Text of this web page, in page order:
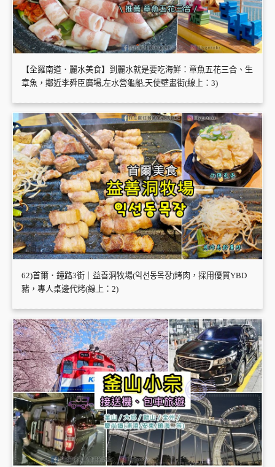
【全羅南道．麗水美食】到麗水就是要吃海鮮：章魚五花三合、生
章魚，鄰近李舜臣廣場,左水營龜船,天使壁畫街(線上：3)
62)首爾．鐘路3街｜益善洞牧場(익선동목장)烤肉，採用優質YBD
豬，專人桌邊代烤(線上：2)